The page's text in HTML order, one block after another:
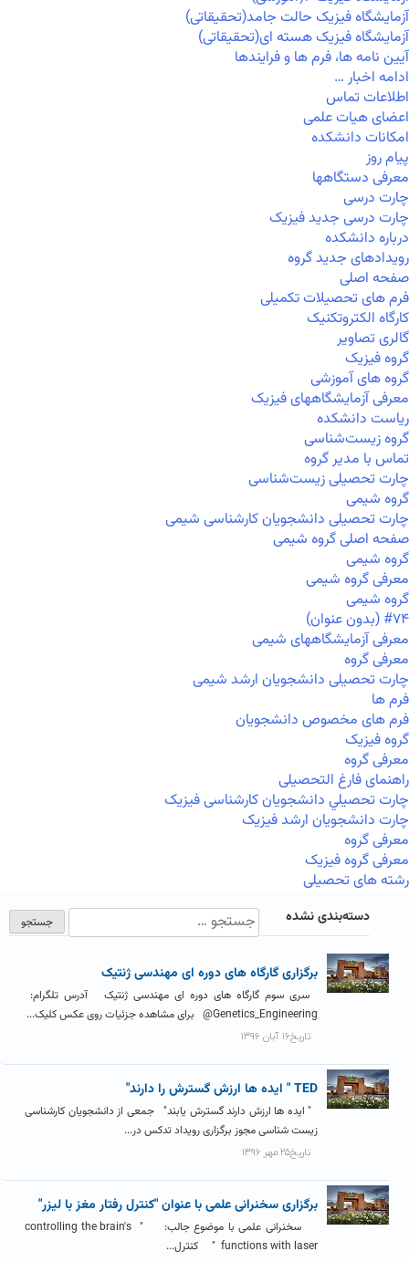
آزمایشگاه فیزیک حالت جامد(تحقیقاتی)
آزمایشگاه فیزیک هسته ای(تحقیقاتی)
آیین نامه ها، فرم ها و فرایندها
ادامه اخبار …
اطلاعات تماس
اعضای هیات علمی
امکانات دانشکده
پیام روز
معرفی دستگاهها
چارت درسی
چارت درسی جدید فیزیک
درباره دانشکده
رویدادهای جدید گروه
صفحه اصلی
فرم های تحصیلات تکمیلی
کارگاه الکتروتکنیک
گالری تصاویر
گروه فیزیک
گروه های آموزشی
معرفی آزمایشگاههای فیزیک
ریاست دانشکده
گروه زیست‌شناسی
تماس با مدیر گروه
چارت تحصیلی زیست‌شناسی
گروه شیمی
چارت تحصیلی دانشجویان کارشناسی شیمی
صفحه اصلی گروه شیمی
گروه شیمی
معرفی گروه شیمی
گروه شیمی
#۷۴ (بدون عنوان)
معرفی آزمایشگاههای شیمی
معرفی گروه
چارت تحصیلی دانشجویان ارشد شیمی
فرم ها
فرم های مخصوص دانشجویان
گروه فیزیک
معرفی گروه
راهنمای فارغ التحصیلی
چارت تحصيلي دانشجویان کارشناسی فیزیک
چارت دانشجویان ارشد فیزیک
معرفی گروه
معرفی گروه فیزیک
رشته های تحصیلی
دسته‌بندی نشده
برگزاری گارگاه های دوره ای مهندسی ژنتیک
سری سوم گارگاه های دوره ای مهندسی ژنتیک آدرس تلگرام:
Genetics_Engineering@ برای مشاهده جزئیات روی عکس کلیک...
تاریخ۱۶ آبان ۱۳۹۶
TED " ایده ها ارزش گسترش را دارند"
" ایده­ ها ارزش دارند گسترش یابند" جمعی از دانشجویان کارشناسی
زیست شناسی مجوز برگزاری رویداد تدکس در...
تاریخ۲۵ مهر ۱۳۹۶
برگزاری سخنرانی علمی با عنوان "کنترل رفتار مغز با لیزر"
سخنرانی علمی با موضوع جالب: " controlling the brain's
functions with laser " کنترل...